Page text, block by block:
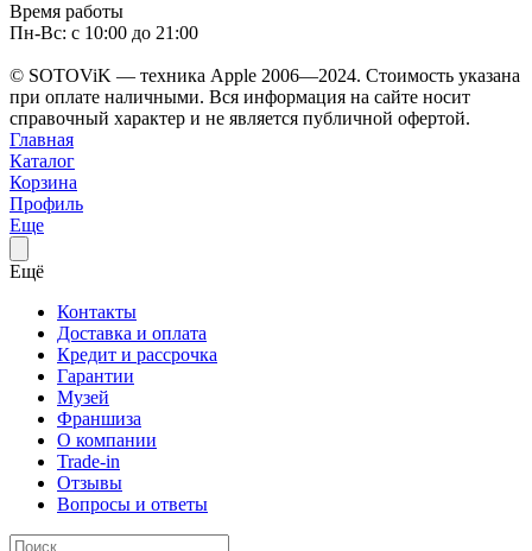
Время работы
Пн-Вс: с 10:00 до 21:00
© SOTOViK — техника Apple 2006—2024. Стоимость указана
при оплате наличными. Вся информация на сайте носит
справочный характер и не является публичной офертой.
Главная
Каталог
Корзина
Профиль
Еще
Ещё
Контакты
Доставка и оплата
Кредит и рассрочка
Гарантии
Музей
Франшиза
О компании
Trade-in
Отзывы
Вопросы и ответы